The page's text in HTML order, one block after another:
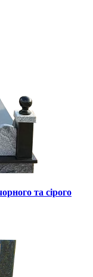
та сірого